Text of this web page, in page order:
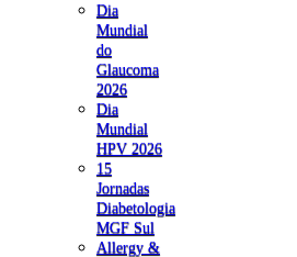
Dia
Mundial
do
Glaucoma
2026
Dia
Mundial
HPV 2026
15
Jornadas
Diabetologia
MGF Sul
Allergy &